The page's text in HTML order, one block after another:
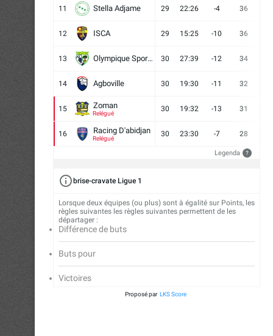
11 Stella Adjame 29 22:26 -4 36
12 ISCA 29 15:25 -10 36
13 Olympique Sport d'Abobo FC 30 27:39 -12 34
14 Agboville 30 19:30 -11 32
15 Zoman
Relégué
30 19:32 -13 31
16 Racing D'abidjan
Relégué
30 23:30 -7 28
Legenda ?
brise-cravate Ligue 1
Lorsque deux équipes (ou plus) sont à égalité sur Points, les
règles suivantes les règles suivantes permettent de les
départager :
Différence de buts
Buts pour
Victoires
Proposé par LKS Score